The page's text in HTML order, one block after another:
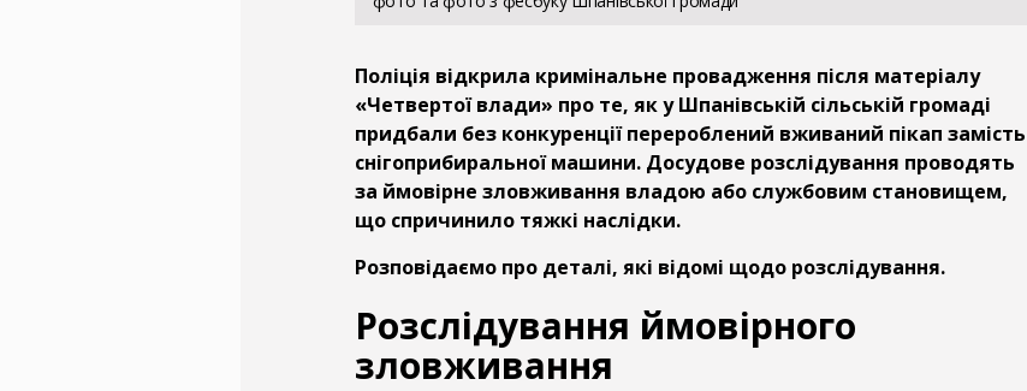
Поліція відкрила кримінальне провадження після матеріалу
«Четвертої влади» про те, як у Шпанівській сільській громаді
придбали без конкуренції перероблений вживаний пікап замість
снігоприбиральної машини. Досудове розслідування проводять
за ймовірне зловживання владою або службовим становищем,
що спричинило тяжкі наслідки.
Розповідаємо про деталі, які відомі щодо розслідування.
Розслідування ймовірного
зловживання